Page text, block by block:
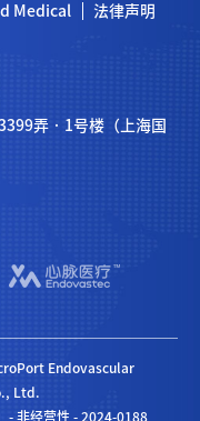
Medical 法律声明
弄 · 1号楼（上海国
Endovascular
Ltd.
- 非经营性 - 2024-0188